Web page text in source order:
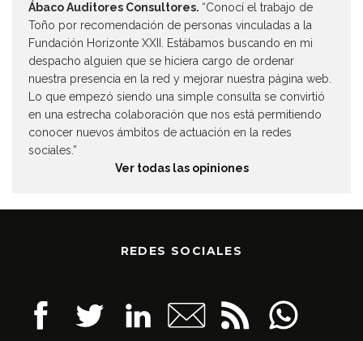
Ábaco Auditores Consultores. “Conocí el trabajo de
Toño por recomendación de personas vinculadas a la
Fundación Horizonte XXII. Estábamos buscando en mi
despacho alguien que se hiciera cargo de ordenar
nuestra presencia en la red y mejorar nuestra página web.
Lo que empezó siendo una simple consulta se convirtió
en una estrecha colaboración que nos está permitiendo
conocer nuevos ámbitos de actuación en la redes
sociales.”
Ver todas las opiniones
REDES SOCIALES